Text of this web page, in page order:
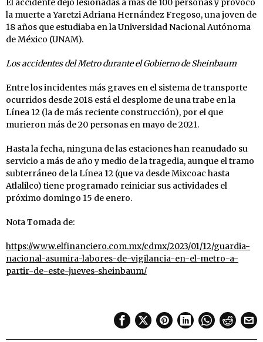
la muerte a Yaretzi Adriana Hernández Fregoso, una joven de
18 años que estudiaba en la Universidad Nacional Autónoma
de México (UNAM).
Los accidentes del Metro durante el Gobierno de Sheinbaum
Entre los incidentes más graves en el sistema de transporte
ocurridos desde 2018 está el desplome de una trabe en la
Línea 12 (la de más reciente construcción), por el que
murieron más de 20 personas en mayo de 2021.
Hasta la fecha, ninguna de las estaciones han reanudado su
servicio a más de año y medio de la tragedia, aunque el tramo
subterráneo de la Línea 12 (que va desde Mixcoac hasta
Atlalilco) tiene programado reiniciar sus actividades el
próximo domingo 15 de enero.
Nota Tomada de:
https://www.elfinanciero.com.mx/cdmx/2023/01/12/guardia-
nacional-asumira-labores-de-vigilancia-en-el-metro-a-
partir-de-este-jueves-sheinbaum/